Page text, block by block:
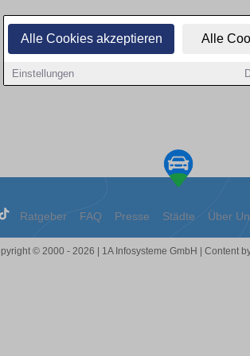
Alle Cookies akzeptieren Alle
Einstellungen
Ratgeber FAQ Presse Städte Über
© 2000 - 2026 | 1A Infosysteme GmbH | Content